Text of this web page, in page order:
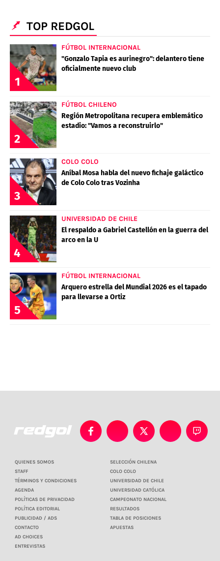
TOP REDGOL
1
FÚTBOL INTERNACIONAL
"Gonzalo Tapia es aurinegro": delantero tiene
oficialmente nuevo club
2
FÚTBOL CHILENO
Región Metropolitana recupera emblemático
estadio: "Vamos a reconstruirlo"
3
COLO COLO
Aníbal Mosa habla del nuevo fichaje galáctico
de Colo Colo tras Vozinha
4
UNIVERSIDAD DE CHILE
El respaldo a Gabriel Castellón en la guerra del
arco en la U
5
FÚTBOL INTERNACIONAL
Arquero estrella del Mundial 2026 es el tapado
para llevarse a Ortiz
QUIENES SOMOS
STAFF
TÉRMINOS Y CONDICIONES
AGENDA
POLÍTICAS DE PRIVACIDAD
POLÍTICA EDITORIAL
PUBLICIDAD / ADS
CONTACTO
AD CHOICES
ENTREVISTAS
SELECCIÓN CHILENA
COLO COLO
UNIVERSIDAD DE CHILE
UNIVERSIDAD CATÓLICA
CAMPEONATO NACIONAL
RESULTADOS
TABLA DE POSICIONES
APUESTAS